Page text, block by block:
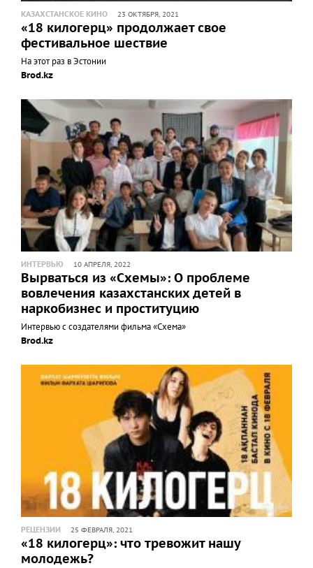
КАЗАХСТАНСКОЕ КИНО 23 ОКТЯБРЯ, 2021
«18 килогерц» продолжает свое
фестивальное шествие
На этот раз в Эстонии
Brod.kz
ИНТЕРВЬЮ 10 АПРЕЛЯ, 2022
Вырваться из «Схемы»: О проблеме
вовлечения казахстанских детей в
наркобизнес и проституцию
Интервью с создателями фильма «Схема»
Brod.kz
РЕЦЕНЗИИ 25 ФЕВРАЛЯ, 2021
«18 килогерц»: что тревожит нашу
молодежь?